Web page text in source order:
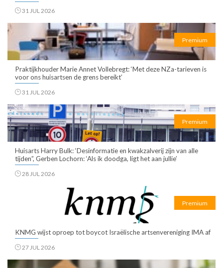
31 JUL 2026
Premium
Praktijkhouder Marie Annet Vollebregt: ‘Met deze NZa-tarieven is
voor ons huisartsen de grens bereikt’
31 JUL 2026
Premium
Huisarts Harry Bulk: ‘Desinformatie en kwakzalverij zijn van alle
tijden”, Gerben Lochorn: ‘Als ik doodga, ligt het aan jullie’
28 JUL 2026
Premium
KNMG wijst oproep tot boycot Israëlische artsenvereniging IMA af
27 JUL 2026